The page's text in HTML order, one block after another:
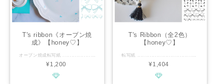
T's ribbon《オーブン焼
成》【honey♡】
オーブン焼成転写紙 .............................................. ■種類：白磁・ガラス両用 オーブン焼成 ■推奨焼成温度：家庭用オーブンで170度 40分焼成 ■サイズ：Ａ4 ■カラー：T's blue ............................................. 白磁用ティファニーカラーに続き オーブン転写紙専用で新登場♡♡ 自宅で手軽に可愛い作品を作りませんか？ 白磁､ガラス､琺瑯にも使用できます！ ................................................ 《当協会のオーブン焼成転写紙の特徴》 ★無鉛顔料100%で印刷しておりますので、食器に使用でき、食品や口の触れる部分へも、転写紙を貼り付けることができます。 ★この転写紙1枚で、白磁、ガラスの他に、琺瑯にも貼り付けて焼成することが可能です。 ★焼成は、170度に予熱した家庭用オーブンで40分で焼き上げます。 ★通常の電気炉焼成の転写紙と組み合わせる場合は、先に電気炉で焼成後、オーブン転写紙を貼り付けて、オーブンで焼成してください。使用方法は転写紙と一緒に同封しています。 きちんと学んで講座や販売をしたい方は オーブンポーセ®︎講師認定講座を ご受講くださいませ♡ ................................................ ※商用利用可能ですので、レッスン・オーダー等に幅広くご利用ください。 ※デザインの複製は固く禁止致します。
¥1,200
T's Ribbon（全2色）
【honey♡】
転写紙 .............................................. ■種類：白磁用 ■焼成温度：専用電気炉で800℃程度 ■サイズ：A4 ■カラー：T'sブルー／ブラック .............................................. 人気カラーT'sブルーの可愛いモチーフを たくさん詰め込んだデザイン。 様々な作品が作れるように､ ライン使いできるパーツ･全面貼り使いできるパーツ･ポイント使いできるパーツと取り揃えました。 結婚式･出産祝いなど プレゼント作りにもおすすめです！ ぜひご利用ください。 ................................................ ※通常レッスン、イベントレッスン、オーダー商品など、幅広くご利用ください。 ※デザインの模倣は、固く禁止しいたします。
¥1,404